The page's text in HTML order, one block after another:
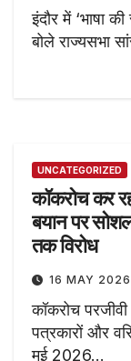
इंदौर में ‘भाषा
बोले राज्यसभा
UNCATEGORIZED
कॉकरोच कर
बयान पर
तक विरोध
16 MAY 2026
कॉकरोच
पत्रकारों और
मई 2026…